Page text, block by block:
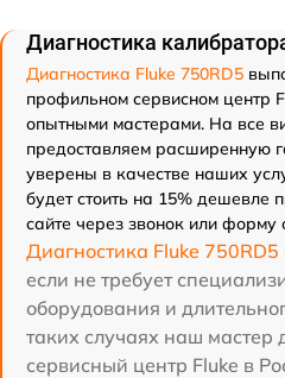
Диагностика
Диагностика Fluke 750RD5
профильном сервисном центр
опытными мастерами. На все
предоставляем расширенную
уверены в качестве наших
будет стоить на 15% дешевле
сайте через звонок или форму
Диагностика Fluke 750RD5
если не требует
оборудования и
таких случаях наш мастер
сервисный центр Fluke в